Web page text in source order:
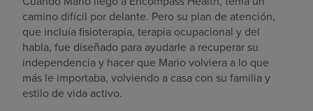
camino difícil por delante. Pero su plan de atención,
que incluía fisioterapia, terapia ocupacional y del
habla, fue diseñado para ayudarle a recuperar su
independencia y hacer que Mario volviera a lo que
más le importaba, volviendo a casa con su familia y
estilo de vida activo.